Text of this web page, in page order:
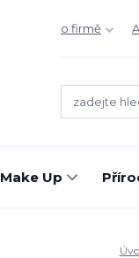
o firmě
Make Up